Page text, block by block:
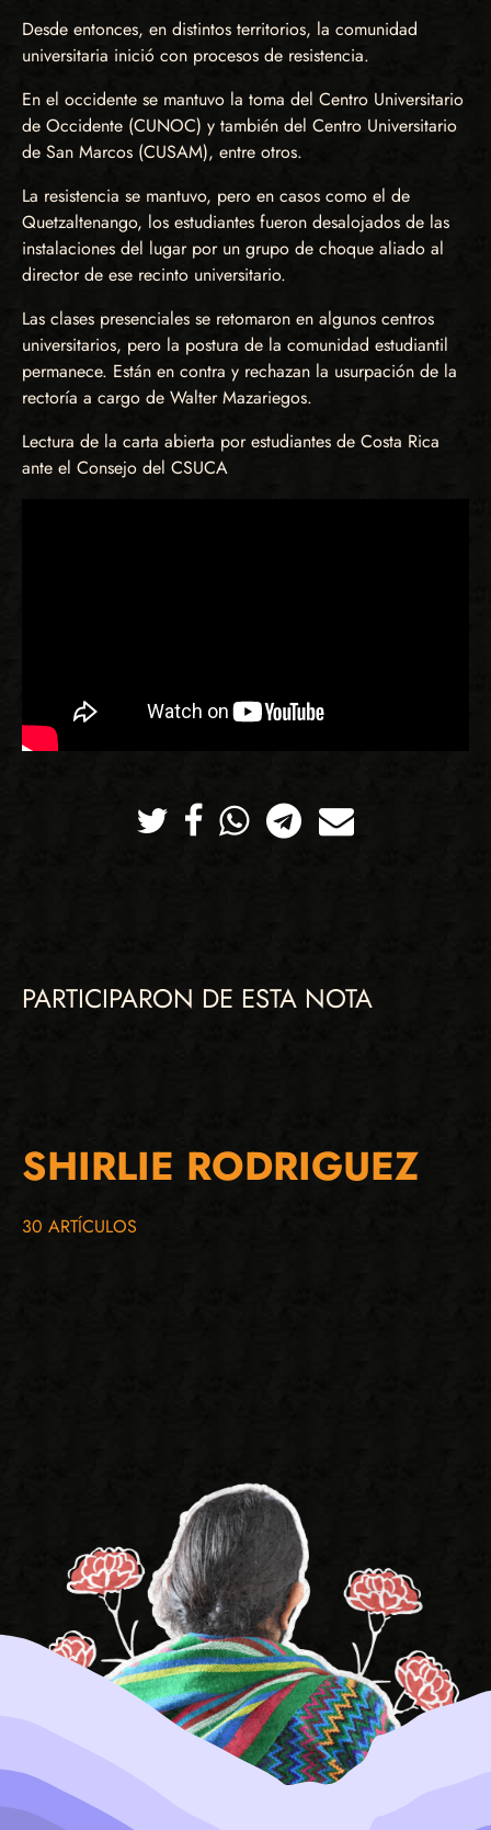
Desde entonces, en distintos territorios, la comunidad
universitaria inició con procesos de resistencia.
En el occidente se mantuvo la toma del Centro Universitario
de Occidente (CUNOC) y también del Centro Universitario
de San Marcos (CUSAM), entre otros.
La resistencia se mantuvo, pero en casos como el de
Quetzaltenango, los estudiantes fueron desalojados de las
instalaciones del lugar por un grupo de choque aliado al
director de ese recinto universitario.
Las clases presenciales se retomaron en algunos centros
universitarios, pero la postura de la comunidad estudiantil
permanece. Están en contra y rechazan la usurpación de la
rectoría a cargo de Walter Mazariegos.
Lectura de la carta abierta por estudiantes de Costa Rica
ante el Consejo del CSUCA
TwitterFacebookWhatsappTelegramCorreo
PARTICIPARON DE ESTA NOTA
SHIRLIE RODRIGUEZ
30 ARTÍCULOS